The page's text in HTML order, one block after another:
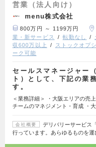
営業（法人向け）
menu株式会社
800万円 ～ 1199万円
業・新サービス
転勤なし
収600万以上
ストックオプ
ーク可能
セールスマネージャー
ト）として、下記の業
す。
＜業務詳細＞ ・大阪エリアの売
チームのマネジメント・育成 ・
会社概要
デリバリーサービス
行っています。あらゆるものを